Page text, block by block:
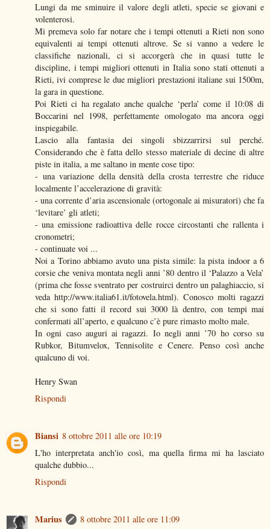
Lungi da me sminuire il valore degli atleti, specie se giovani e
volenterosi.
Mi premeva solo far notare che i tempi ottenuti a Rieti non sono
equivalenti ai tempi ottenuti altrove. Se si vanno a vedere le
classifiche nazionali, ci si accorgerà che in quasi tutte le
discipline, i tempi migliori ottenuti in Italia sono stati ottenuti a
Rieti, ivi comprese le due migliori prestazioni italiane sui 1500m,
la gara in questione.
Poi Rieti ci ha regalato anche qualche ‘perla’ come il 10:08 di
Boccarini nel 1998, perfettamente omologato ma ancora oggi
inspiegabile.
Lascio alla fantasia dei singoli sbizzarrirsi sul perché.
Considerando che è fatta dello stesso materiale di decine di altre
piste in italia, a me saltano in mente cose tipo:
- una variazione della densità della crosta terrestre che riduce
localmente l’accelerazione di gravità:
- una corrente d’aria ascensionale (ortogonale ai misuratori) che fa
‘levitare’ gli atleti;
- una emissione radioattiva delle rocce circostanti che rallenta i
cronometri;
- continuate voi ...
Noi a Torino abbiamo avuto una pista simile: la pista indoor a 6
corsie che veniva montata negli anni ’80 dentro il ‘Palazzo a Vela’
(prima che fosse sventrato per costruirci dentro un palaghiaccio, si
veda http://www.italia61.it/fotovela.html). Conosco molti ragazzi
che si sono fatti il record sui 3000 là dentro, con tempi mai
confermati all’aperto, e qualcuno c’è pure rimasto molto male.
In ogni caso auguri ai ragazzi. Io negli anni ’70 ho corso su
Rubkor, Bitumvelox, Tennisolite e Cenere. Penso così anche
qualcuno di voi.
Henry Swan
Rispondi
Biansi 8 ottobre 2011 alle ore 10:19
L'ho interpretata anch'io così, ma quella firma mi ha lasciato
qualche dubbio...
Rispondi
Marius
8 ottobre 2011 alle ore 11:09